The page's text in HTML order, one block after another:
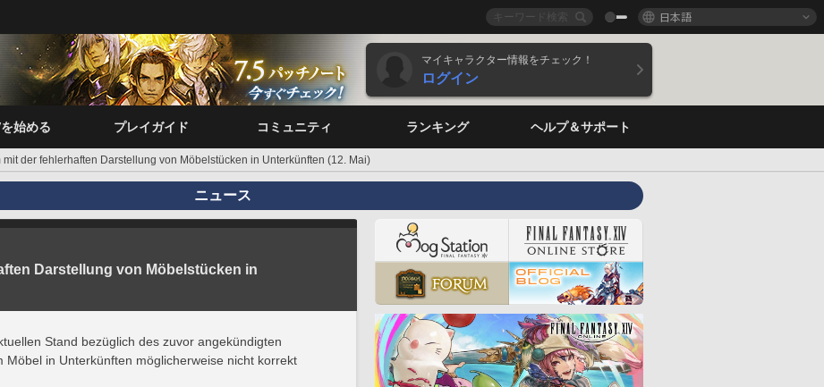
日本語
マイキャラクター情報をチェック！
ログイン
始める プレイガイド コミュニティ ランキング ヘルプ＆サポート
mit der fehlerhaften Darstellung von Möbelstücken in Unterkünften (12. Mai)
ニュース
Darstellung von Möbelstücken in
Stand bezüglich des zuvor angekündigten
Möbel in Unterkünften möglicherweise nicht korrekt